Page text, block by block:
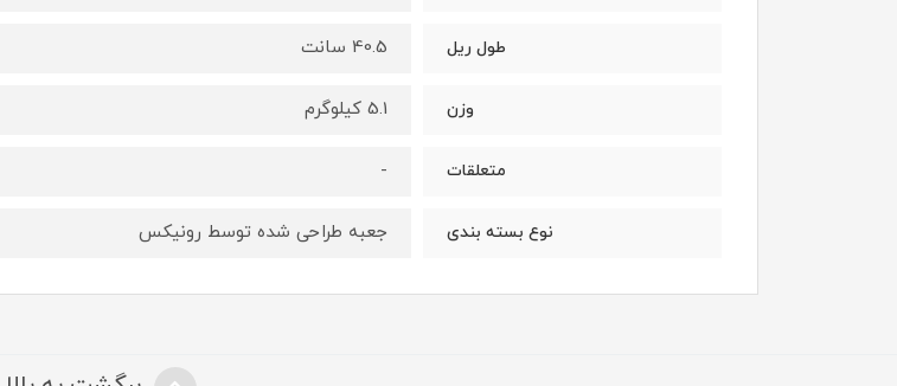
طول ریل 40.5 سانت
وزن 5.1 کیلوگرم
متعلقات -
نوع بسته بندی جعبه طراحی شده توسط رونیکس